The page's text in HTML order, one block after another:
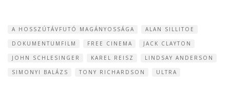
A HOSSZÚTÁVFUTÓ MAGÁNYOSSÁGA
ALAN SILLITOE
DOKUMENTUMFILM
FREE CINEMA
JACK CLAYTON
JOHN SCHLESINGER
KAREL REISZ
LINDSAY ANDERSON
SIMONYI BALÁZS
TONY RICHARDSON ULTRA